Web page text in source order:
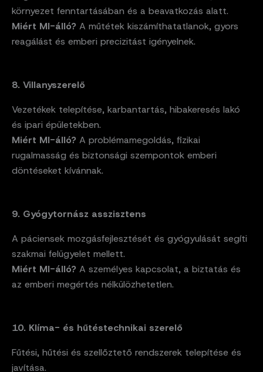
környezet fenntartásában és a beavatkozás alatt.
Miért MI-álló? A műtétek kiszámíthatatlanok, gyors
reagálást és emberi precizitást igényelnek.
8. Villanyszerelő
Vezetékek telepítése, karbantartás, hibakeresés lakó
és ipari épületekben.
Miért MI-álló? A problémamegoldás, fizikai
rugalmasság és biztonsági szempontok emberi
döntéseket kívánnak.
9. Gyógytornász asszisztens
A páciensek mozgásfejlesztését és gyógyulását segíti
szakmai felügyelet mellett.
Miért MI-álló? A személyes kapcsolat, a biztatás és
az emberi megértés nélkülözhetetlen.
10. Klíma- és hűtéstechnikai szerelő
Fűtési, hűtési és szellőztető rendszerek telepítése és
javítása.